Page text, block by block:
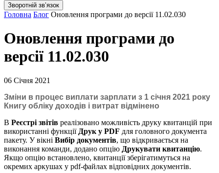
Зворотній звʼязок
Головна Блог Оновлення програми до версії 11.02.030
Оновлення програми до
версії 11.02.030
06 Січня 2021
Зміни в процес виплати зарплати з 1 січня 2021 року
Книгу обліку доходів і витрат відмінено
В Реєстрі звітів реалізовано можливість друку квитанцій при
використанні функції Друк у PDF для головного документа
пакету. У вікні Вибір документів, що відкривається на
виконання команди, додано опцію Друкувати квитанцію.
Якщо опцію встановлено, квитанції зберігатимуться на
окремих аркушах у pdf-файлах відповідних документів.